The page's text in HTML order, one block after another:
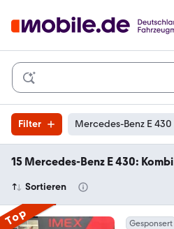
Filter Mercedes-Benz E 430
15 Mercedes-Benz E 430: Kombi
Sortieren
Top Gesponsert